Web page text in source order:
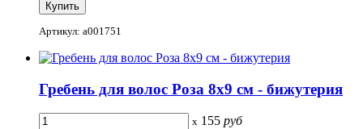
Артикул: a001751
Гребень для волос Роза 8x9 см - бижутерия
x 155 руб